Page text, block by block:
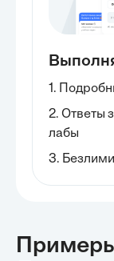
1.
2. Ответы
лабы
3.